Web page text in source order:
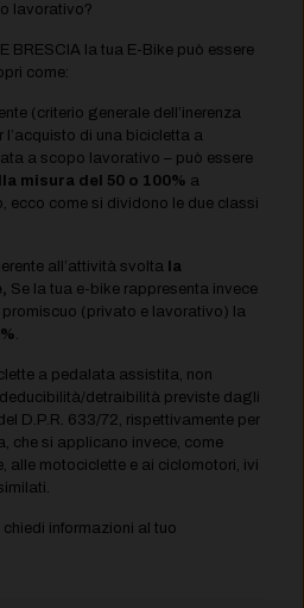
lavorativo?
BRESCIA la tua E-Bike può essere
come:
(criterio generale dell’inerenza
l’acquisto di una bicicletta a
a scopo lavorativo – può essere
misura del 50 o 100% a
ecco come si dividono le due classi
all’attività svolta la
Se la tua e-bike rappresenta invece
promiscuo (privato e lavorativo) la
.
a pedalata assistita, non
detraibilità previste dagli
D.P.R. 633/72, rispettivamente per
che si applicano invece, come
alle motociclette e ai ciclomotori, ivi
informazioni al tuo